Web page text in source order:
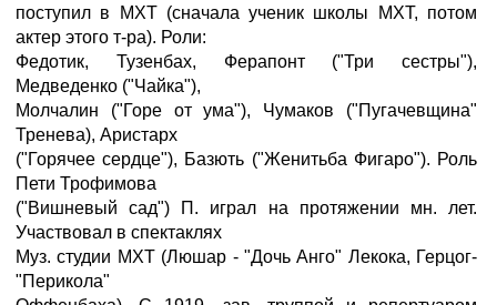
поступил в МХТ (сначала ученик школы МХТ, потом
актер этого т-ра). Роли:
Федотик, Тузенбах, Ферапонт ("Три сестры"),
Медведенко ("Чайка"),
Молчалин ("Горе от ума"), Чумаков ("Пугачевщина"
Тренева), Аристарх
("Горячее сердце"), Базють ("Женитьба Фигаро"). Роль
Пети Трофимова
("Вишневый сад") П. играл на протяжении мн. лет.
Участвовал в спектаклях
Муз. студии МХТ (Люшар - "Дочь Анго" Лекока, Герцог-
"Перикола"